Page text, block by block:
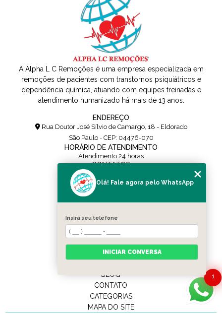
A Alpha L C Remoções é uma empresa especializada em
remoções de pacientes com transtornos psiquiátricos e
dependência química, atuando com equipes treinadas e
atendimento humanizado há mais de 13 anos.
ENDEREÇO
Rua Doutor José Sílvio de Camargo, 18 - Eldorado
São Paulo - CEP: 04476-070
HORÁRIO DE ATENDIMENTO
Atendimento 24 horas
CONTATOS
(11) 5108-0171
(11) 95454-0436
contato@alpharemocoes.com.br
MENU
QUEM SOMOS
BLOG
CONTATO
CATEGORIAS
MAPA DO SITE
1
Olá! Fale agora pelo WhatsApp
Insira seu telefone
INICIAR CONVERSA